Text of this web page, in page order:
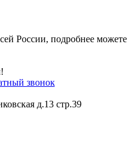
России, подробнее можете
звонок
д.13 стр.39